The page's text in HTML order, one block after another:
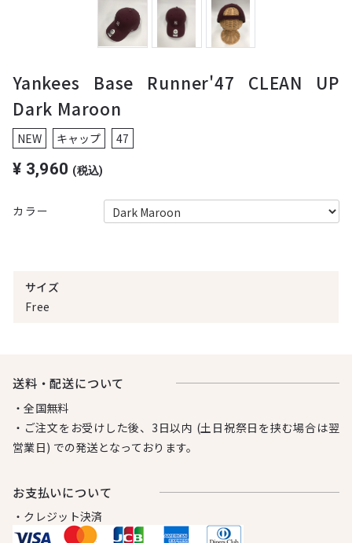
Yankees Base Runner'47 CLEAN UP
Dark Maroon
NEW キャップ 47
¥ 3,960 (税込)
カラー
サイズ
Free
送料・配送について
・全国無料
・ご注文をお受けした後、3日以内 (土日祝祭日を挟む場合は翌
営業日) での発送となっております。
お⽀払いについて
・クレジット決済